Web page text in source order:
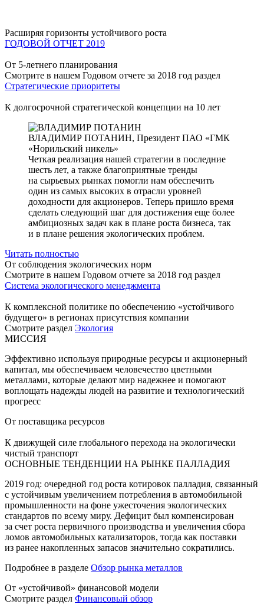
Расширяя горизонты устойчивого роста
ГОДОВОЙ ОТЧЕТ 2019
От 5-летнего планирования
Смотрите в нашем Годовом отчете за 2018 год раздел
Стратегические приоритеты
К долгосрочной стратегической концепции на 10 лет
ВЛАДИМИР ПОТАНИН, Президент ПАО «ГМК
«Норильский никель»
Четкая реализация нашей стратегии в последние
шесть лет, а также благоприятные тренды
на сырьевых рынках помогли нам обеспечить
один из самых высоких в отрасли уровней
доходности для акционеров. Теперь пришло время
сделать следующий шаг для достижения еще более
амбициозных задач как в плане роста бизнеса, так
и в плане решения экологических проблем.
Читать полностью
От соблюдения экологических норм
Смотрите в нашем Годовом отчете за 2018 год раздел
Система экологического менеджмента
К комплексной политике по обеспечению «устойчивого
будущего» в регионах присутствия компании
Смотрите раздел Экология
МИССИЯ
Эффективно используя природные ресурсы и акционерный
капитал, мы обеспечиваем человечество цветными
металлами, которые делают мир надежнее и помогают
воплощать надежды людей на развитие и технологический
прогресс
От поставщика ресурсов
К движущей силе глобального перехода на экологически
чистый транспорт
ОСНОВНЫЕ ТЕНДЕНЦИИ НА РЫНКЕ ПАЛЛАДИЯ
2019 год: очередной год роста котировок палладия, связанный
с устойчивым увеличением потребления в автомобильной
промышленности на фоне ужесточения экологических
стандартов по всему миру. Дефицит был компенсирован
за счет роста первичного производства и увеличения сбора
ломов автомобильных катализаторов, тогда как поставки
из ранее накопленных запасов значительно сократились.
Подробнее в разделе Обзор рынка металлов
От «устойчивой» финансовой модели
Смотрите раздел Финансовый обзор